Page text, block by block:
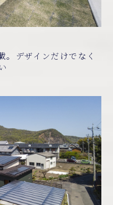
。デザインだけでなく